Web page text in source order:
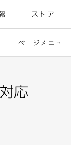
ストア
ページメニュー
応